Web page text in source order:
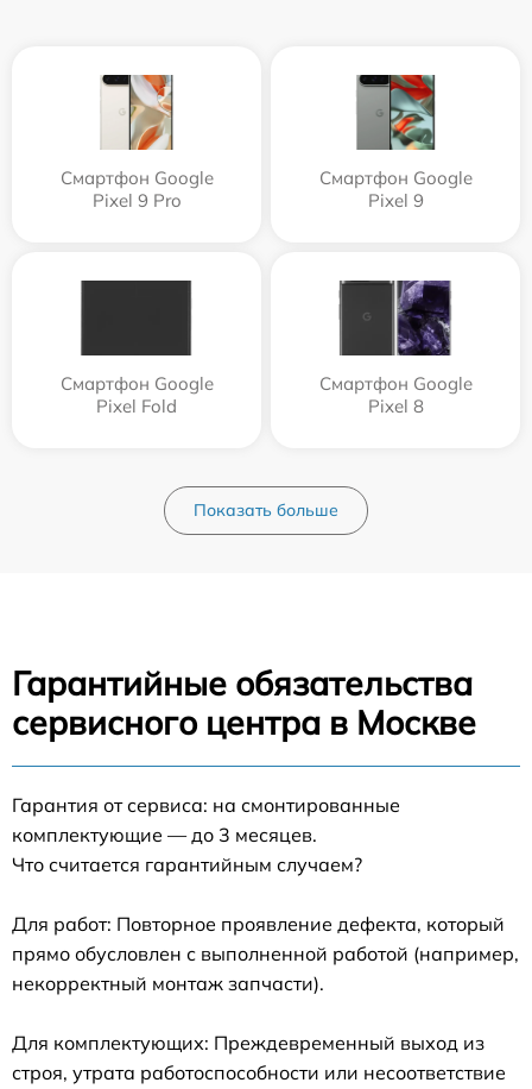
Смартфон Google
Pixel 9 Pro
Смартфон Google
Pixel 9
Смартфон Google
Pixel Fold
Смартфон Google
Pixel 8
Показать больше
Гарантийные обязательства
сервисного центра в Москве
Гарантия от сервиса: на смонтированные
комплектующие — до 3 месяцев.
Что считается гарантийным случаем?
Для работ: Повторное проявление дефекта, который
прямо обусловлен с выполненной работой (например,
некорректный монтаж запчасти).
Для комплектующих: Преждевременный выход из
строя, утрата работоспособности или несоответствие